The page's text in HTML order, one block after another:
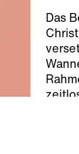
Das